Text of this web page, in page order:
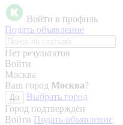
Войти в профиль
Подать объявление
Нет результатов
Войти
Москва
Ваш город Москва?
Да
Выбрать город
Город подтверждён
Войти Подать объявление